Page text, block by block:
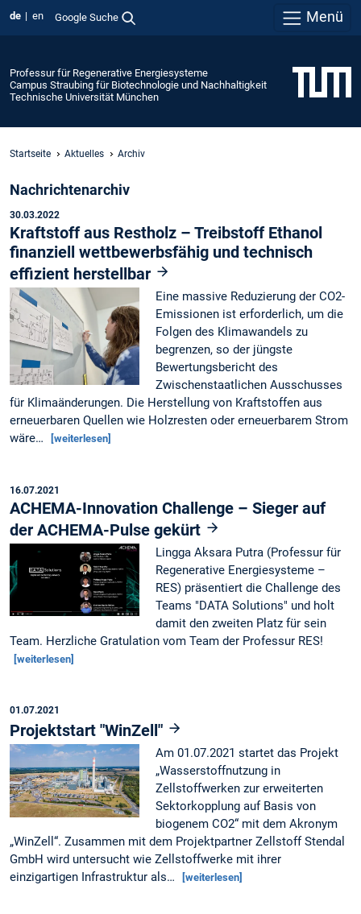
de en Google Suche Menü
Professur für Regenerative Energiesysteme
Campus Straubing für Biotechnologie und Nachhaltigkeit
Technische Universität München
Startseite Aktuelles Archiv
Nachrichtenarchiv
30.03.2022
Kraftstoff aus Restholz – Treibstoff Ethanol
finanziell wettbewerbsfähig und technisch
effizient herstellbar
Eine massive Reduzierung der CO2-
Emissionen ist erforderlich, um die
Folgen des Klimawandels zu
begrenzen, so der jüngste
Bewertungsbericht des
Zwischenstaatlichen Ausschusses
für Klimaänderungen. Die Herstellung von Kraftstoffen aus
erneuerbaren Quellen wie Holzresten oder erneuerbarem Strom
wäre…
[weiterlesen]
16.07.2021
ACHEMA-Innovation Challenge – Sieger auf
der ACHEMA-Pulse gekürt
Lingga Aksara Putra (Professur für
Regenerative Energiesysteme –
RES) präsentiert die Challenge des
Teams "DATA Solutions" und holt
damit den zweiten Platz für sein
Team. Herzliche Gratulation vom Team der Professur RES!
[weiterlesen]
01.07.2021
Projektstart "WinZell"
Am 01.07.2021 startet das Projekt
„Wasserstoffnutzung in
Zellstoffwerken zur erweiterten
Sektorkopplung auf Basis von
biogenem CO2“ mit dem Akronym
„WinZell“. Zusammen mit dem Projektpartner Zellstoff Stendal
GmbH wird untersucht wie Zellstoffwerke mit ihrer
einzigartigen Infrastruktur als…
[weiterlesen]